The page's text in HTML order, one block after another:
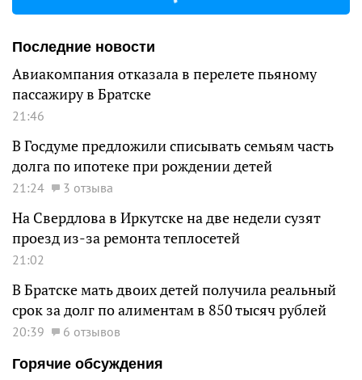
Последние новости
Авиакомпания отказала в перелете пьяному
пассажиру в Братске
21:46
В Госдуме предложили списывать семьям часть
долга по ипотеке при рождении детей
21:24 3 отзыва
На Свердлова в Иркутске на две недели сузят
проезд из-за ремонта теплосетей
21:02
В Братске мать двоих детей получила реальный
срок за долг по алиментам в 850 тысяч рублей
20:39
6 отзывов
Горячие обсуждения